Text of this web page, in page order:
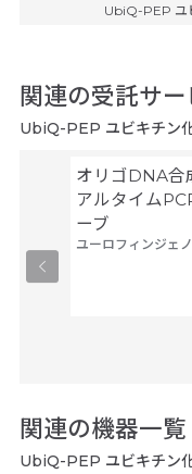
UbiQ-PEP ユ
関連の受託サ
UbiQ-PEP ユビキチン
オリゴDNA
アルタイム
ーブ
ユーロフィンジェ
関連の機器一覧
UbiQ-PEP ユビキチン